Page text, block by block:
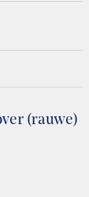
(rauwe)